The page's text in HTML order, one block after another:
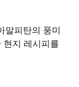
말피탄의 풍미
현지 레시피를